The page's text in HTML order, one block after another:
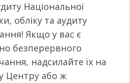
Національної
обліку та аудиту
Якщо у вас є
безперервного
надсилайте їх на
Центру або ж